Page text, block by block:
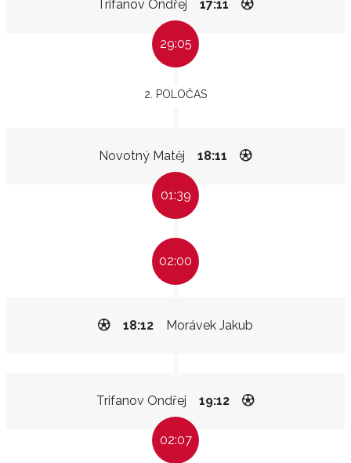
Trifanov Ondřej 17:11
29:05
2. POLOČAS
Novotný Matěj 18:11
01:39
02:00
Morávek Jakub
18:12
Trifanov Ondřej 19:12
02:07